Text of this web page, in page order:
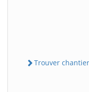
Trouver